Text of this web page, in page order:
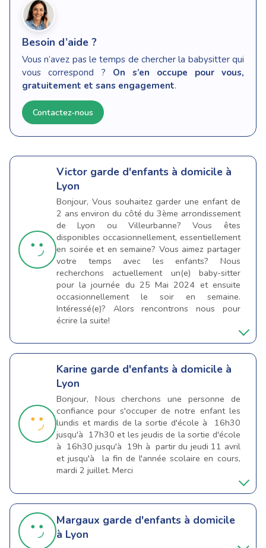
Besoin d’aide ?
Vous n’avez pas le temps de chercher la babysitter qui
vous correspond ? On s’en occupe pour vous,
gratuitement et sans engagement.
Contactez-nous
Victor garde d'enfants à domicile à
Lyon
Bonjour, Vous souhaitez garder une enfant de
2 ans environ du côté du 3ème arrondissement
de Lyon ou Villeurbanne? Vous êtes
disponibles occasionnellement, essentiellement
en soirée et en semaine? Vous aimez partager
votre temps avec les enfants? Nous
recherchons actuellement un(e) baby-sitter
pour la journée du 25 Mai 2024 et ensuite
occasionnellement le soir en semaine.
Intéressé(e)? Alors rencontrons nous pour
écrire la suite!
Karine garde d'enfants à domicile à
Lyon
Bonjour, Nous cherchons une personne de
confiance pour s'occuper de notre enfant les
lundis et mardis de la sortie d'école à 16h30
jusqu'à 17h30 et les jeudis de la sortie d'école
à 16h30 jusqu'à 19h à partir du jeudi 11 avril
et jusqu'à la fin de l'année scolaire en cours,
mardi 2 juillet. Merci
Margaux garde d'enfants à domicile
à Lyon